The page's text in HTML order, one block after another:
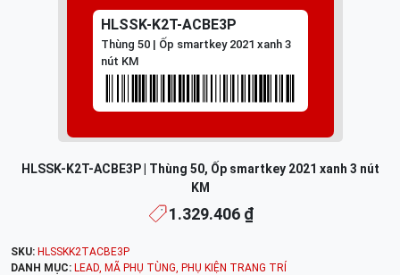
Tài khoản
HLSSK-K2T-ACBE3P
Thùng 50 | Ốp smartkey 2021 xanh 3
nút KM
HLSSK-K2T-ACBE3P | Thùng 50, Ốp smartkey 2021 xanh 3 nút
KM
1.329.406 ₫
SKU: HLSSKK2TACBE3P
DANH MỤC: LEAD, MÃ PHỤ TÙNG, PHỤ KIỆN TRANG TRÍ